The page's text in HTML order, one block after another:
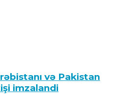
və Pakistan
imzalandi